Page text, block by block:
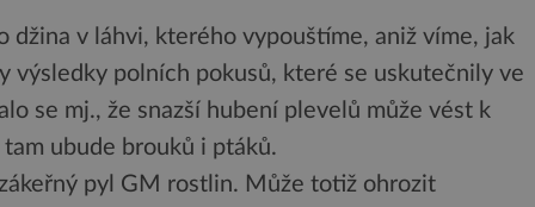
v láhvi, kterého vypouštíme, aniž víme, jak
výsledky polních pokusů, které se uskutečnily ve
se mj., že snazší hubení plevelů může vést k
ubude brouků i ptáků.
pyl GM rostlin. Může totiž ohrozit